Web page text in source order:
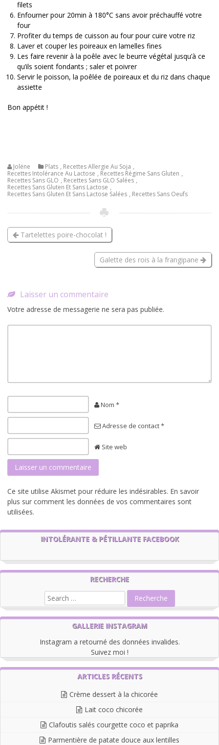
filets
Enfourner pour 20min à 180°C sans avoir préchauffé votre
four
Profiter du temps de cuisson au four pour cuire votre riz
Laver et couper les poireaux en lamelles fines
Les faire revenir à la poêle avec le beurre végétal jusqu’à ce
qu’ils soient fondants ; saler et poivrer
Servir le poisson, la poêlée de poireaux et du riz dans chaque
assiette
Bon appétit !
Jolëne Plats , Recettes Allergie Au Soja ,
Recettes Intolérance Au Lactose , Recettes Régime Sans Gluten ,
Recettes Sans GLO , Recettes Sans GLO Salées ,
Recettes Sans Gluten Et Sans Lactose ,
Recettes Sans Gluten Et Sans Lactose Salées , Recettes Sans Oeufs
Tartelettes poire-chocolat !
Galette des rois à la frangipane
Laisser un commentaire
Votre adresse de messagerie ne sera pas publiée.
Nom *
Adresse de contact *
Site web
Ce site utilise Akismet pour réduire les indésirables. En savoir
plus sur comment les données de vos commentaires sont
utilisées.
INTOLÉRANTE & PÉTILLANTE FACEBOOK
RECHERCHE
GALLERIE INSTAGRAM
Instagram a retourné des données invalides.
Suivez moi !
ARTICLES RÉCENTS
Crème dessert à la chicorée
Lait coco chicorée
Clafoutis salés courgette coco et paprika
Parmentière de patate douce aux lentilles